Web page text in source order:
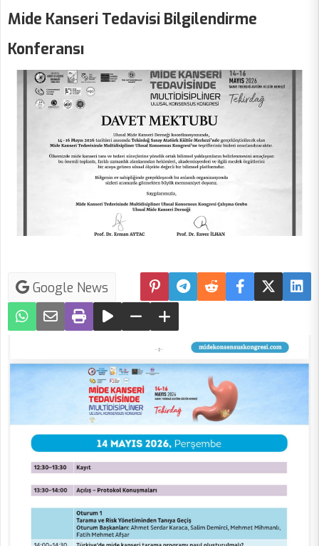
Mide Kanseri Tedavisi Bilgilendirme
Konferansı
Google News